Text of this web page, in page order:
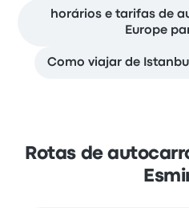
horários e tarifas de
Europe
Como viajar de
Rotas de